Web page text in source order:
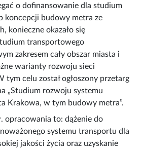
o dofinansowanie dla studium
koncepcji budowy metra ze
konieczne okazało się
transportowego
zakresem cały obszar miasta i
warianty rozwoju sieci
tym celu został ogłoszony przetarg
„Studium rozwoju systemu
Krakowa, w tym budowy metra”.
opracowania to: dążenie do
systemu transportu dla
jakości życia oraz uzyskanie